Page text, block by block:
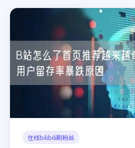
在线bilibili刷粉丝